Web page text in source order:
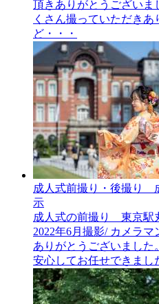
頂きありがとうございま
くさん撮っていただきあ
ど・・・
成人式前撮り・後撮り
示
成人式の前撮り 東京駅
2022年6月撮影/ カメラ
ありがとうございまし
安心してお任せできまし